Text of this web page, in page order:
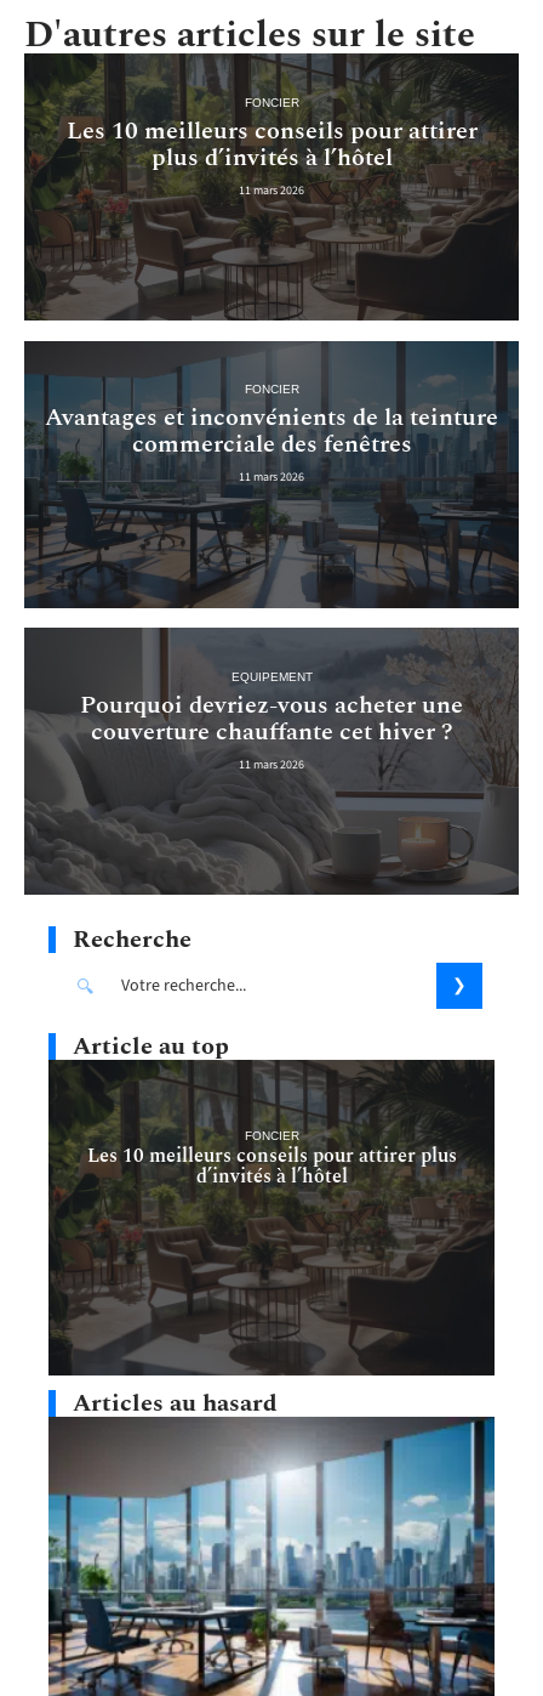
D'autres articles sur le site
FONCIER
Les 10 meilleurs conseils pour attirer
plus d’invités à l’hôtel
11 mars 2026
FONCIER
Avantages et inconvénients de la teinture
commerciale des fenêtres
11 mars 2026
EQUIPEMENT
Pourquoi devriez-vous acheter une
couverture chauffante cet hiver ?
11 mars 2026
Recherche
Article au top
FONCIER
Les 10 meilleurs conseils pour attirer plus
d’invités à l’hôtel
Articles au hasard